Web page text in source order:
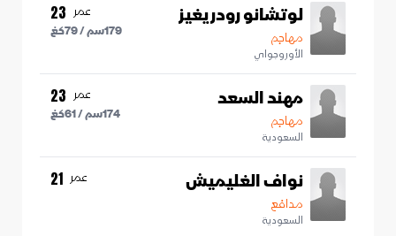
لوتشانو رودريغيز
مهاجم
الأوروجواي
عمر 23
179سم /79كغ
مهند السعد
مهاجم
السعودية
عمر 23
174سم /61كغ
نواف الغليميش
مدافع
السعودية
عمر 21